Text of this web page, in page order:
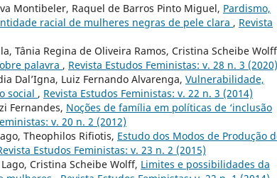
Montibeler, Raquel de Barros Pinto Miguel, Pardismo,
racial de mulheres negras de pele clara , Revista
Tânia Regina de Oliveira Ramos, Cristina Scheibe
palavra , Revista Estudos Feministas: v. 28 n. 3 (2020)
Dal’Igna, Luiz Fernando Alvarenga, Vulnerabilidade,
social , Revista Estudos Feministas: v. 22 n. 3 (2014)
Fernandes, Noções de família em políticas de ‘inclusão
v. 20 n. 2 (2012)
Theophilos Rifiotis, Estudo dos Modos de Produção
Estudos Feministas: v. 23 n. 2 (2015)
Cristina Scheibe Wolff, Limites e possibilidades da